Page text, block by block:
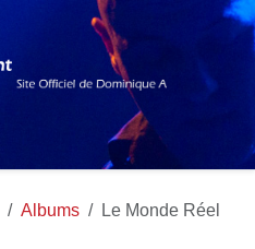
Albums Le Monde Réel